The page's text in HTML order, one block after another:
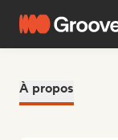
À propos